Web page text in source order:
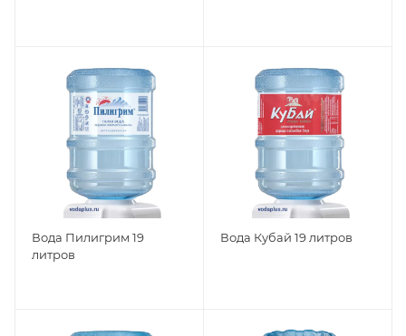
Вода Пилигрим 19
литров
Вода Кубай 19 литров